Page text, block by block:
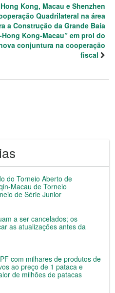
Kong, Macau e Shenzhen
Quadrilateral na área
a Construção da Grande Baía
Kong-Macau” em prol do
conjuntura na cooperação
fiscal
do Torneio Aberto de
Macau de Torneio
de Série Junior
a ser cancelados; os
as atualizações antes da
com milhares de produtos de
ao preço de 1 pataca e
de milhões de patacas